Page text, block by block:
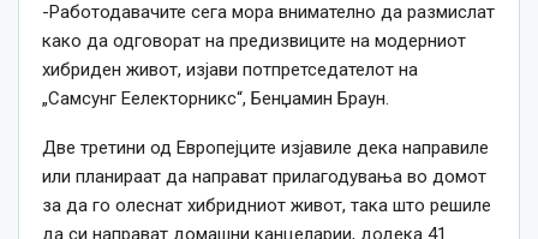
-Работодавачите сега мора внимателно да размислат
како да одговорат на предизвиците на модерниот
хибриден живот, изјави потпретседателот на
„Самсунг Еелекторникс“, Бенџамин Браун.
Две третини од Европејците изјавиле дека направиле
или планираат да направат прилагодувања во домот
за да го олеснат хибридниот живот, така што решиле
да си направат домашни канцеларии, додека 41